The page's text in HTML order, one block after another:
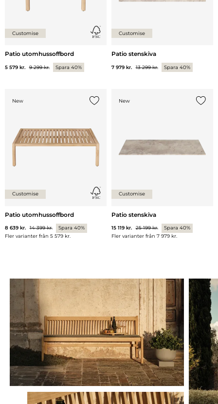
Customise
Patio utomhussoffbord
5 579 kr. 9 299 kr. Spara 40%
Customise
Patio stenskiva
7 979 kr. 13 299 kr. Spara 40%
New
Customise
Patio utomhussoffbord
8 639 kr. 14 399 kr.
Spara 40%
Fler varianter från 5 579 kr.
New
Customise
Patio stenskiva
15 119 kr. 25 199 kr.
Spara 40%
Fler varianter från 7 979 kr.